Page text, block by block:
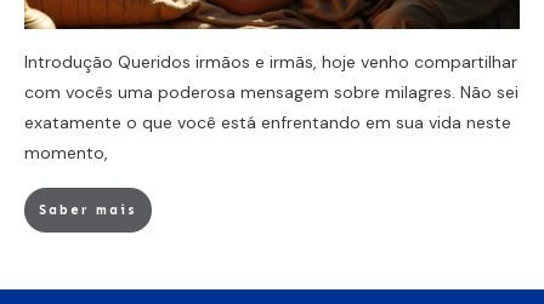
Introdução Queridos irmãos e irmãs, hoje venho compartilhar
com vocês uma poderosa mensagem sobre milagres. Não sei
exatamente o que você está enfrentando em sua vida neste
momento,
Saber mais